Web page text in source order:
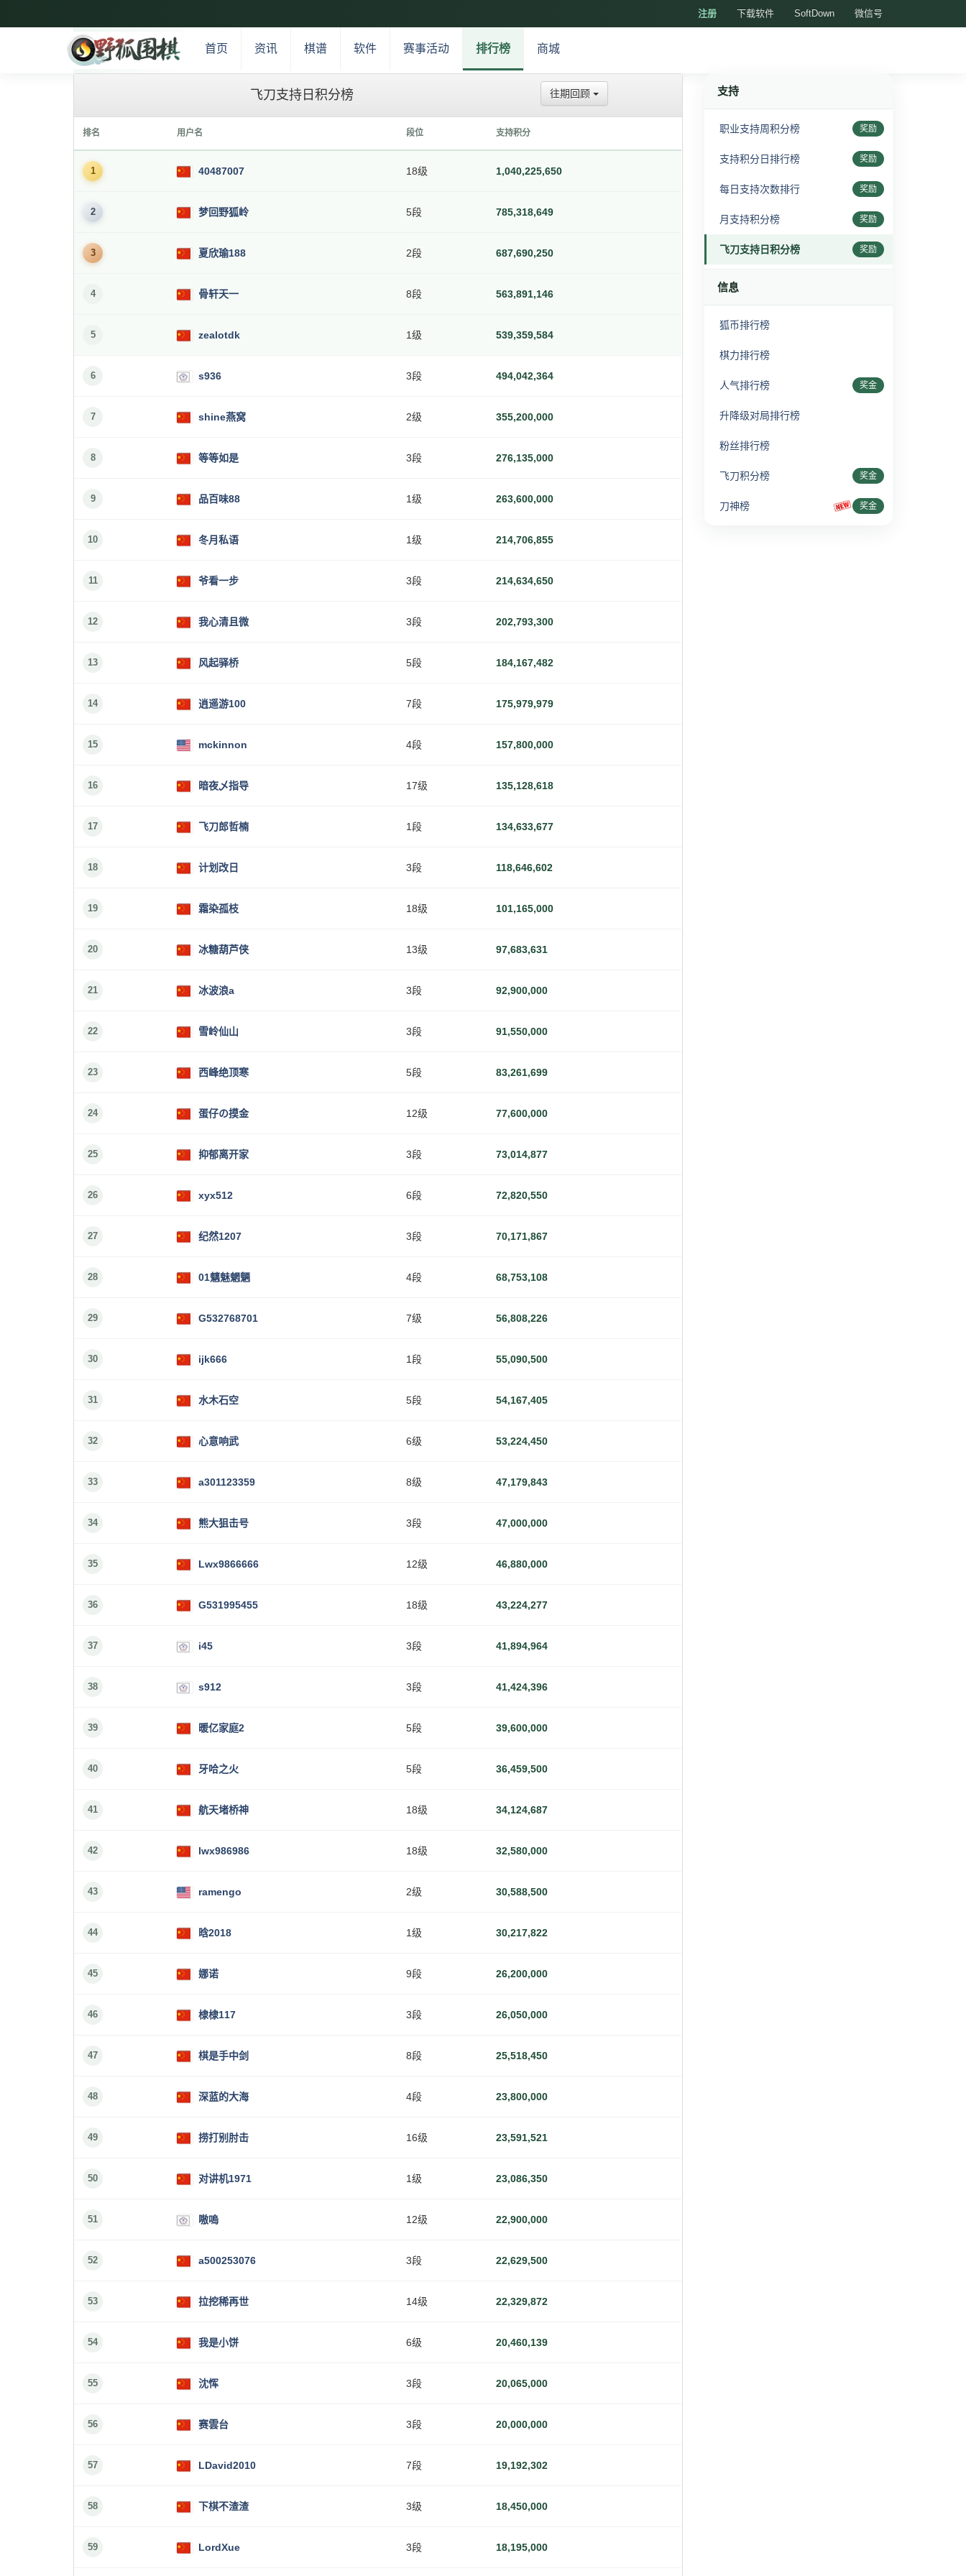
注册 下载软件 SoftDown 微信号
首页 资讯 棋谱 软件 赛事活动 排行榜 商城
飞刀支持日积分榜 往期回顾
排名 用户名 段位 支持积分
1 40487007 18级 1,040,225,650
2 梦回野狐岭 5段 785,318,649
3 夏欣瑜188 2段 687,690,250
4 骨轩天一 8段 563,891,146
5 zealotdk 1级 539,359,584
6 s936 3段 494,042,364
7 shine燕窝 2级 355,200,000
8 等等如是 3段 276,135,000
9 品百味88 1级 263,600,000
10 冬月私语 1级 214,706,855
11 爷看一步 3段 214,634,650
12 我心清且微 3段 202,793,300
13 风起驿桥 5段 184,167,482
14 逍遥游100 7段 175,979,979
15 mckinnon 4段 157,800,000
16 暗夜乄指导 17级 135,128,618
17 飞刀郎哲楠 1段 134,633,677
18 计划改日 3段 118,646,602
19 霜染孤枝 18级 101,165,000
20 冰糖葫芦侠 13级 97,683,631
21 冰波浪a 3段 92,900,000
22 雪岭仙山 3段 91,550,000
23 西峰绝顶寒 5段 83,261,699
24 蛋仔の摸金 12级 77,600,000
25 抑郁离开家 3段 73,014,877
26 xyx512 6段 72,820,550
27 纪然1207 3段 70,171,867
28 01魑魅魍魉 4段 68,753,108
29 G532768701 7级 56,808,226
30 ijk666 1段 55,090,500
31 水木石空 5段 54,167,405
32 心意响武 6级 53,224,450
33 a301123359 8级 47,179,843
34 熊大狙击号 3段 47,000,000
35 Lwx9866666 12级 46,880,000
36 G531995455 18级 43,224,277
37 i45 3段 41,894,964
38 s912 3段 41,424,396
39 暖亿家庭2 5段 39,600,000
40 牙哈之火 5段 36,459,500
41 航天堵桥神 18级 34,124,687
42 lwx986986 18级 32,580,000
43 ramengo 2级 30,588,500
44 晗2018 1级 30,217,822
45 娜诺 9段 26,200,000
46 棣棣117 3段 26,050,000
47 棋是手中剑 8段 25,518,450
48 深蓝的大海 4段 23,800,000
49 捞打别肘击 16级 23,591,521
50 对讲机1971 1级 23,086,350
51 嗷嗚 12级 22,900,000
52 a500253076 3段 22,629,500
53 拉挖稀再世 14级 22,329,872
54 我是小饼 6级 20,460,139
55 沈恽 3段 20,065,000
56 赛雲台 3段 20,000,000
57 LDavid2010 7段 19,192,302
58 下棋不渣渣 3级 18,450,000
59 LordXue 3段 18,195,000
支持
职业支持周积分榜 奖励
支持积分日排行榜 奖励
每日支持次数排行 奖励
月支持积分榜 奖励
飞刀支持日积分榜 奖励
信息
狐币排行榜
棋力排行榜
人气排行榜 奖金
升降级对局排行榜
粉丝排行榜
飞刀积分榜 奖金
刀神榜 奖金